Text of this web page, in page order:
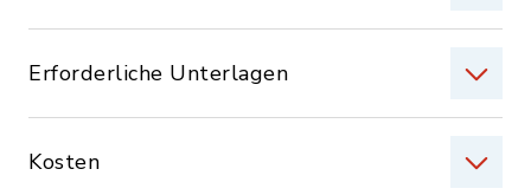
Erforderliche Unterlagen
Kosten